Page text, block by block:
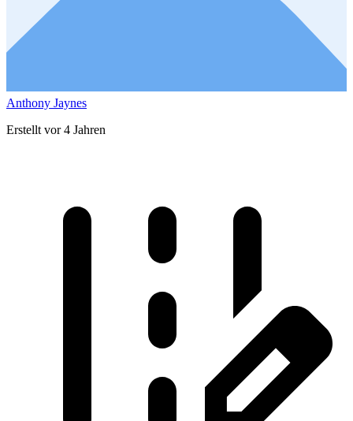
Anthony Jaynes
Erstellt vor 4 Jahren